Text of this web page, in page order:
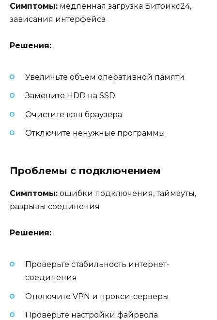
Симптомы: медленная загрузка Битрикс24,
зависания интерфейса
Решения:
Увеличьте объем оперативной памяти
Замените HDD на SSD
Очистите кэш браузера
Отключите ненужные программы
Проблемы с подключением
Симптомы: ошибки подключения, таймауты,
разрывы соединения
Решения:
Проверьте стабильность интернет-
соединения
Отключите VPN и прокси-серверы
Проверьте настройки файрвола